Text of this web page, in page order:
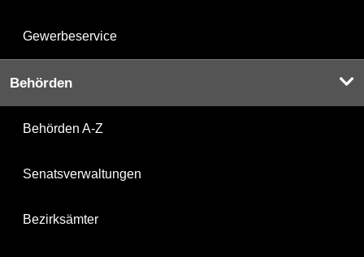
Gewerbeservice
Behörden
Behörden A-Z
Senatsverwaltungen
Bezirksämter